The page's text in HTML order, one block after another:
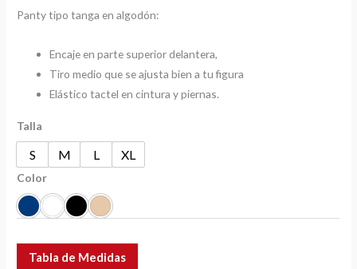
Panty tipo tanga en algodón:
Encaje en parte superior delantera,
Tiro medio que se ajusta bien a tu figura
Elástico tactel en cintura y piernas.
Talla
S M L XL
Color
Tabla de Medidas